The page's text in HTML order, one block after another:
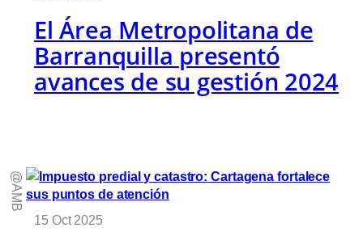
El Área Metropolitana de
Barranquilla presentó
avances de su gestión 2024
@AMB
15 Oct 2025